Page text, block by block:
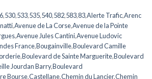
,530,533,535,540,582,583,83,Alerte Trafic,Arenc
,Avenue de La Corse,Avenue de la Pointe
,Avenue Jules Cantini,Avenue Ludovic
France,Bougainville,Boulevard Camille
,Boulevard de Sainte Marguerite,Boulevard
Jourdan Barry,Boulevard
Bourse,Castellane,Chemin du Lancier,Chemin